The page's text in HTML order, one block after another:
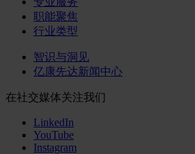
职能聚焦
行业类型
智识与洞见
亿康先达新闻中心
在社交媒体关注我们
LinkedIn
YouTube
Instagram